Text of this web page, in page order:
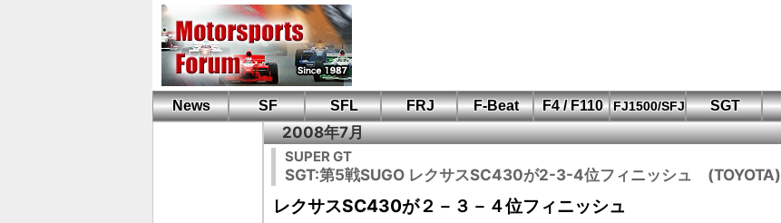
News SF SFL FRJ F-Beat
F4 / F110
FIA-F4
F110 CUP
FJ1500/SFJ
鈴鹿・岡山
もてぎ・菅生
筑波・冨士
Aポリス
SFJ D-Cup
SFJ日本一
SGT
2008年7月
SUPER GT
SGT:第5戦SUGO レクサスSC430が2-3-4位フィニッシュ (TOYOTA)
レクサスSC430が２－３－４位フィニッシュ